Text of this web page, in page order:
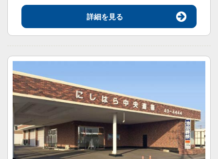
詳細を見る